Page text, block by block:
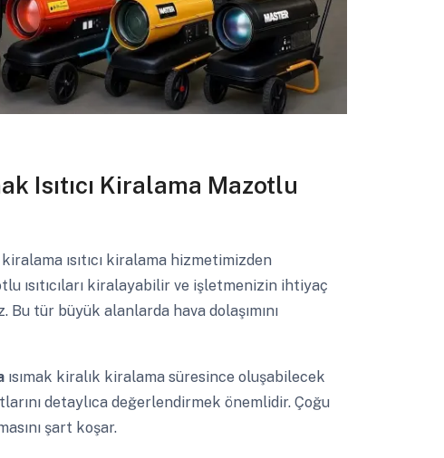
Isıtıcı Kiralama Mazotlu
ısıtıcı kiralama hizmetimizden
ısıtıcıları kiralayabilir ve işletmenizin ihtiyaç
Bu tür büyük alanlarda hava dolaşımını
ısımak kiralık kiralama süresince oluşabilecek
detaylıca değerlendirmek önemlidir. Çoğu
şart koşar.